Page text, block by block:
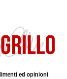
ed opinioni